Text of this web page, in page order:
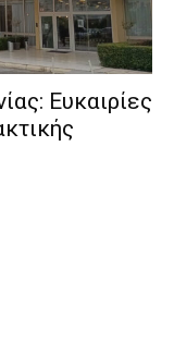
Ευκαιρίες